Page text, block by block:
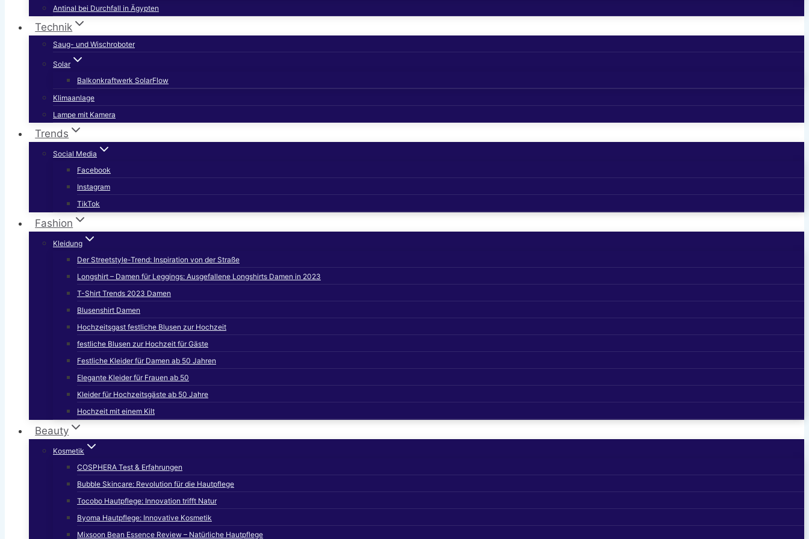
Antinal bei Durchfall in Ägypten
Technik
Saug- und Wischroboter
Solar
Balkonkraftwerk SolarFlow
Klimaanlage
Lampe mit Kamera
Trends
Social Media
Facebook
Instagram
TikTok
Fashion
Kleidung
Der Streetstyle-Trend: Inspiration von der Straße
Longshirt – Damen für Leggings: Ausgefallene Longshirts Damen in 2023
T-Shirt Trends 2023 Damen
Blusenshirt Damen
Hochzeitsgast festliche Blusen zur Hochzeit
festliche Blusen zur Hochzeit für Gäste
Festliche Kleider für Damen ab 50 Jahren
Elegante Kleider für Frauen ab 50
Kleider für Hochzeitsgäste ab 50 Jahre
Hochzeit mit einem Kilt
Beauty
Kosmetik
COSPHERA Test & Erfahrungen
Bubble Skincare: Revolution für die Hautpflege
Tocobo Hautpflege: Innovation trifft Natur
Byoma Hautpflege: Innovative Kosmetik
Mixsoon Bean Essence Review – Natürliche Hautpflege